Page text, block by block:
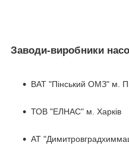
Заводи-виробники
ВАТ "Пінський ОМЗ" м.
ТОВ "ЕЛНАС" м. Харків
АТ